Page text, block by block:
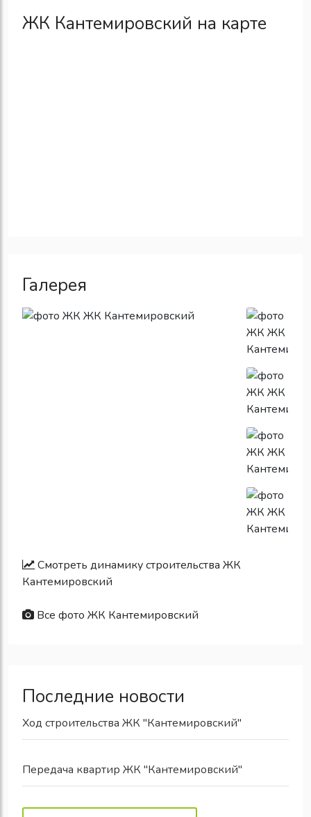
ЖК Кантемировский на карте
Галерея
Смотреть динамику строительства ЖК
Кантемировский
Все фото ЖК Кантемировский
Последние новости
Ход строительства ЖК "Кантемировский"
Передача квартир ЖК "Кантемировский"